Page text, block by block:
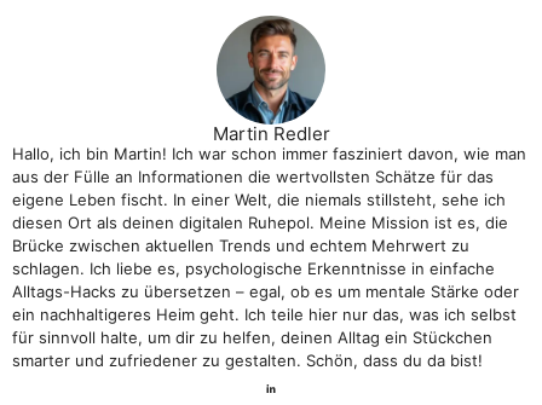
Martin Redler
Hallo, ich bin Martin! Ich war schon immer fasziniert davon, wie man
aus der Fülle an Informationen die wertvollsten Schätze für das
eigene Leben fischt. In einer Welt, die niemals stillsteht, sehe ich
diesen Ort als deinen digitalen Ruhepol. Meine Mission ist es, die
Brücke zwischen aktuellen Trends und echtem Mehrwert zu
schlagen. Ich liebe es, psychologische Erkenntnisse in einfache
Alltags-Hacks zu übersetzen – egal, ob es um mentale Stärke oder
ein nachhaltigeres Heim geht. Ich teile hier nur das, was ich selbst
für sinnvoll halte, um dir zu helfen, deinen Alltag ein Stückchen
smarter und zufriedener zu gestalten. Schön, dass du da bist!